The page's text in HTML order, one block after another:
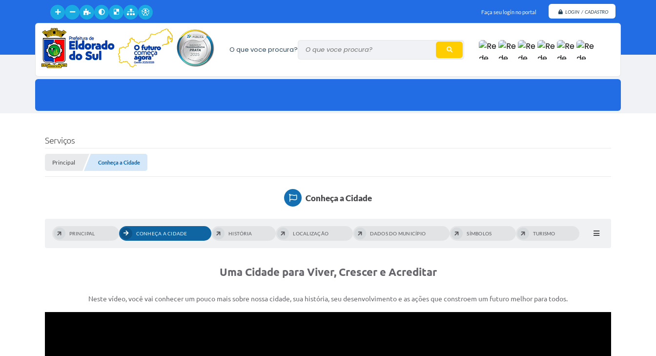
Faça seu login no portal LOGIN / CADASTRO
O que voce procura?
Serviços
Principal Conheça a Cidade
Conheça a Cidade
PRINCIPAL CONHEÇA A CIDADE HISTÓRIA LOCALIZAÇÃO DADOS DO MUNICÍPIO SÍMBOLOS TURISMO
Uma Cidade para Viver, Crescer e Acreditar
Neste vídeo, você vai conhecer um pouco mais sobre nossa cidade, sua história, seu desenvolvimento e as ações que constroem um futuro melhor para todos.